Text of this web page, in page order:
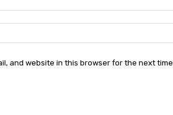
and website in this browser for the next